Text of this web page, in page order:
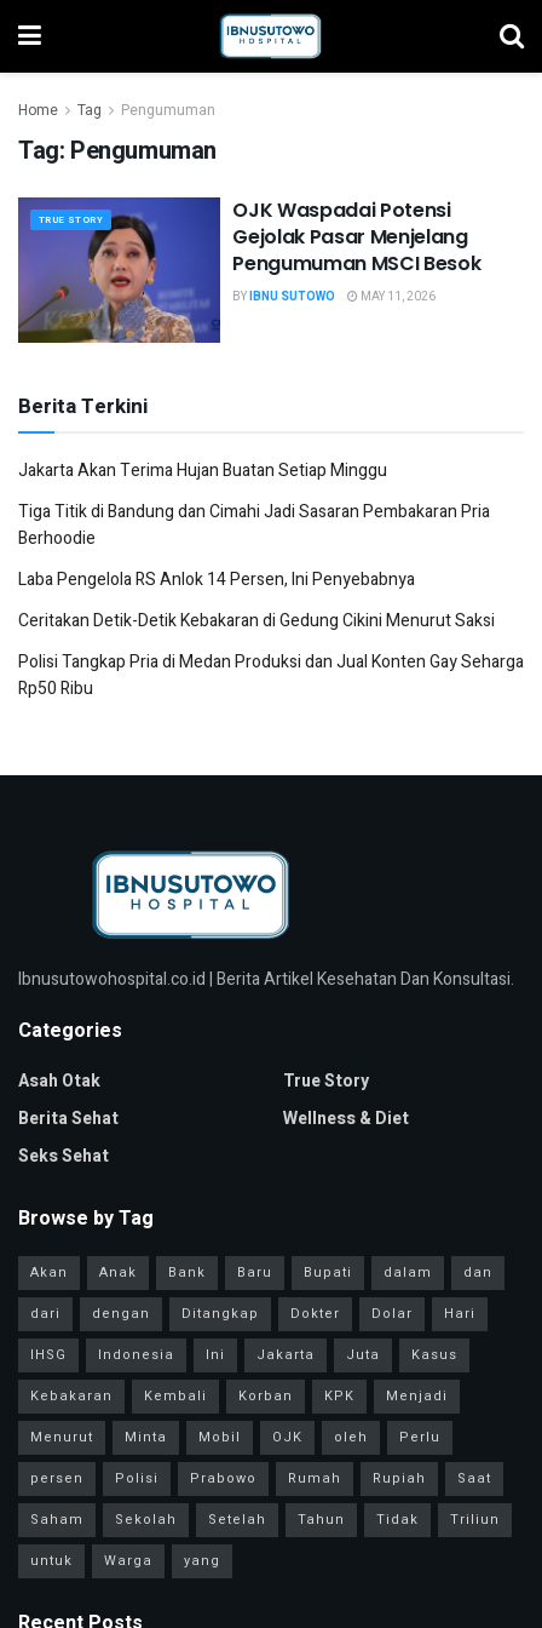
Home Tag Pengumuman
Tag: Pengumuman
TRUE STORY
OJK Waspadai Potensi
Gejolak Pasar Menjelang
Pengumuman MSCI Besok
BYIBNU SUTOWO MAY 11, 2026
Berita Terkini
Jakarta Akan Terima Hujan Buatan Setiap Minggu
Tiga Titik di Bandung dan Cimahi Jadi Sasaran Pembakaran Pria
Berhoodie
Laba Pengelola RS Anlok 14 Persen, Ini Penyebabnya
Ceritakan Detik-Detik Kebakaran di Gedung Cikini Menurut Saksi
Polisi Tangkap Pria di Medan Produksi dan Jual Konten Gay Seharga
Rp50 Ribu
Ibnusutowohospital.co.id | Berita Artikel Kesehatan Dan Konsultasi.
Categories
Asah Otak
Berita Sehat
Seks Sehat
True Story
Wellness & Diet
Browse by Tag
Akan Anak Bank Baru Bupati dalam
dan
dari
dengan Ditangkap Dokter Dolar
Hari
IHSG
Indonesia Ini Jakarta Juta
Kasus
Kebakaran
Kembali Korban KPK
Menjadi
Menurut
Minta Mobil OJK oleh
Perlu
persen
Polisi Prabowo Rumah Rupiah
Saat
Saham
Sekolah Setelah Tahun Tidak
Triliun
untuk
Warga yang